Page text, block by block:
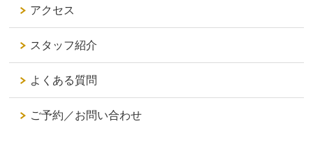
アクセス
スタッフ紹介
よくある質問
ご予約／お問い合わせ